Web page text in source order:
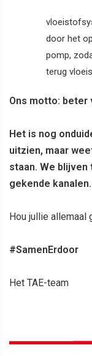
door het
pomp,
terug
Ons motto: beter
Het is nog
uitzien, maar
staan. We
gekende kanalen.
Hou jullie allemaal
#SamenErdoor
Het TAE-team